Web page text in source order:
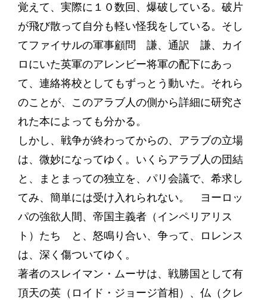
覚えて、実際に１０数回、爆破している。破片
が飛び散って自分も軽い怪我をしている。そし
てファイサルの軍事顧問 謙、通訳 謙、カイ
ロにいた英軍のアレンビー将軍の配下にあっ
て、連絡将校としてもずっとう動いた。それら
のことが、このアラブ人の側から詳細に研究さ
れた本によっても分かる。
しかし、戦争が終わってからの、アラブの立場
は、微妙になってゆく。いくらアラブ人の団結
と、まとまっての独立を、パリ会議で、希求し
てみ、簡単には受け入れられない。 ヨーロッ
パの強欲人間、帝国主義者（インペリアリス
ト）たち と、怒鳴り合い、争って、ロレンス
は、深く傷ついてゆく。
著者のスレイマン・ムーサは、戦勝国として有
頂天の英（ロイド・ジョージ首相）、仏（クレ